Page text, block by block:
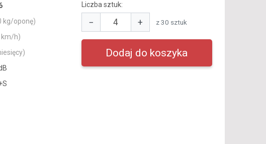
kg/oponę)
km/h)
Liczba sztuk:
− + z 30 sztuk